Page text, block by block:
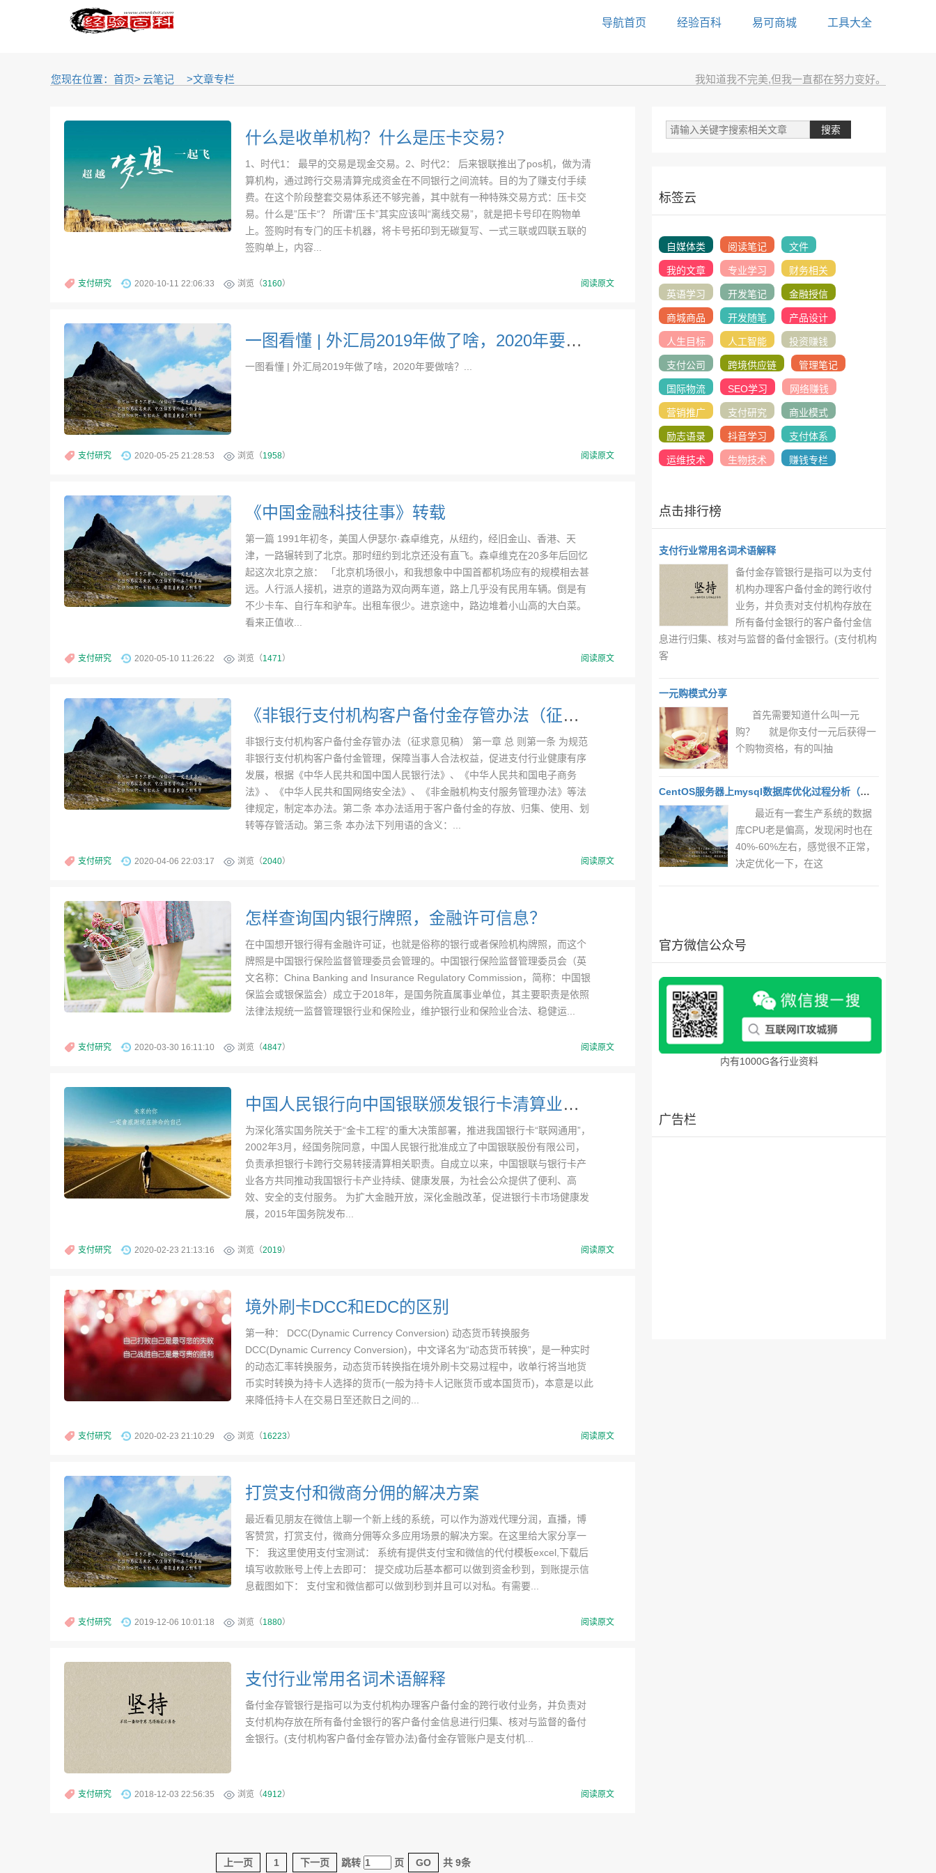
导航首页 经验百科 易可商城 工具大全
您现在位置：首页> 云笔记 >文章专栏 我知道我不完美,但我一直都在努力变好。
什么是收单机构？什么是压卡交易？
1、时代1： 最早的交易是现金交易。2、时代2： 后来银联推出了pos机，做为清
算机构，通过跨行交易清算完成资金在不同银行之间流转。目的为了赚支付手续
费。在这个阶段整套交易体系还不够完善，其中就有一种特殊交易方式：压卡交
易。什么是”压卡“？ 所谓“压卡”其实应该叫“离线交易”，就是把卡号印在购物单
上。签购时有专门的压卡机器，将卡号拓印到无碳复写、一式三联或四联五联的
签购单上，内容...
支付研究 2020-10-11 22:06:33 浏览（3160） 阅读原文
一图看懂 | 外汇局2019年做了啥，2020年要做啥？
一图看懂 | 外汇局2019年做了啥，2020年要做啥？...
支付研究 2020-05-25 21:28:53 浏览（1958） 阅读原文
《中国金融科技往事》转载
第一篇 1991年初冬，美国人伊瑟尔·森卓维克，从纽约，经旧金山、香港、天
津，一路辗转到了北京。那时纽约到北京还没有直飞。森卓维克在20多年后回忆
起这次北京之旅： 「北京机场很小，和我想象中中国首都机场应有的规模相去甚
远。人行派人接机，进京的道路为双向两车道，路上几乎没有民用车辆。倒是有
不少卡车、自行车和驴车。出租车很少。进京途中，路边堆着小山高的大白菜。
看来正值收...
支付研究 2020-05-10 11:26:22 浏览（1471） 阅读原文
《非银行支付机构客户备付金存管办法（征求意见稿）》
非银行支付机构客户备付金存管办法（征求意见稿） 第一章 总 则第一条 为规范
非银行支付机构客户备付金管理，保障当事人合法权益，促进支付行业健康有序
发展，根据《中华人民共和国中国人民银行法》、《中华人民共和国电子商务
法》、《中华人民共和国网络安全法》、《非金融机构支付服务管理办法》等法
律规定，制定本办法。第二条 本办法适用于客户备付金的存放、归集、使用、划
转等存管活动。第三条 本办法下列用语的含义：...
支付研究 2020-04-06 22:03:17 浏览（2040） 阅读原文
怎样查询国内银行牌照，金融许可信息？
在中国想开银行得有金融许可证，也就是俗称的银行或者保险机构牌照，而这个
牌照是中国银行保险监督管理委员会管理的。中国银行保险监督管理委员会（英
文名称：China Banking and Insurance Regulatory Commission，简称：中国银
保监会或银保监会）成立于2018年，是国务院直属事业单位，其主要职责是依照
法律法规统一监督管理银行业和保险业，维护银行业和保险业合法、稳健运...
支付研究 2020-03-30 16:11:10 浏览（4847） 阅读原文
中国人民银行向中国银联颁发银行卡清算业务许可证
为深化落实国务院关于“金卡工程”的重大决策部署，推进我国银行卡“联网通用”，
2002年3月，经国务院同意，中国人民银行批准成立了中国银联股份有限公司，
负责承担银行卡跨行交易转接清算相关职责。自成立以来，中国银联与银行卡产
业各方共同推动我国银行卡产业持续、健康发展，为社会公众提供了便利、高
效、安全的支付服务。 为扩大金融开放，深化金融改革，促进银行卡市场健康发
展，2015年国务院发布...
支付研究 2020-02-23 21:13:16 浏览（2019） 阅读原文
境外刷卡DCC和EDC的区别
第一种： DCC(Dynamic Currency Conversion) 动态货币转换服务
DCC(Dynamic Currency Conversion)，中文译名为“动态货币转换”，是一种实时
的动态汇率转换服务，动态货币转换指在境外刷卡交易过程中，收单行将当地货
币实时转换为持卡人选择的货币(一般为持卡人记账货币或本国货币)，本意是以此
来降低持卡人在交易日至还款日之间的...
支付研究 2020-02-23 21:10:29 浏览（16223） 阅读原文
打赏支付和微商分佣的解决方案
最近看见朋友在微信上聊一个新上线的系统，可以作为游戏代理分润，直播，博
客赞赏，打赏支付，微商分佣等众多应用场景的解决方案。在这里给大家分享一
下： 我这里使用支付宝测试： 系统有提供支付宝和微信的代付模板excel,下载后
填写收款账号上传上去即可： 提交成功后基本都可以做到资金秒到，到账提示信
息截图如下： 支付宝和微信都可以做到秒到并且可以对私。有需要...
支付研究 2019-12-06 10:01:18 浏览（1880） 阅读原文
支付行业常用名词术语解释
备付金存管银行是指可以为支付机构办理客户备付金的跨行收付业务，并负责对
支付机构存放在所有备付金银行的客户备付金信息进行归集、核对与监督的备付
金银行。(支付机构客户备付金存管办法)备付金存管账户是支付机...
支付研究 2018-12-03 22:56:35 浏览（4912） 阅读原文
上一页 1 下一页 跳转 页 GO 共 9条
标签云
自媒体类 阅读笔记 文件
我的文章 专业学习 财务相关
英语学习 开发笔记 金融授信
商城商品 开发随笔 产品设计
人生目标 人工智能 投资赚钱
支付公司 跨境供应链 管理笔记
国际物流 SEO学习 网络赚钱
营销推广 支付研究 商业模式
励志语录 抖音学习 支付体系
运维技术 生物技术 赚钱专栏
点击排行榜
支付行业常用名词术语解释
备付金存管银行是指可以为支付
机构办理客户备付金的跨行收付
业务，并负责对支付机构存放在
所有备付金银行的客户备付金信
息进行归集、核对与监督的备付金银行。(支付机构
客
一元购模式分享
首先需要知道什么叫一元
购？ 就是你支付一元后获得一
个购物资格，有的叫抽
CentOS服务器上mysql数据库优化过程分析（一）
最近有一套生产系统的数据
库CPU老是偏高，发现闲时也在
40%-60%左右，感觉很不正常，
决定优化一下，在这
官方微信公众号
内有1000G各行业资料
广告栏